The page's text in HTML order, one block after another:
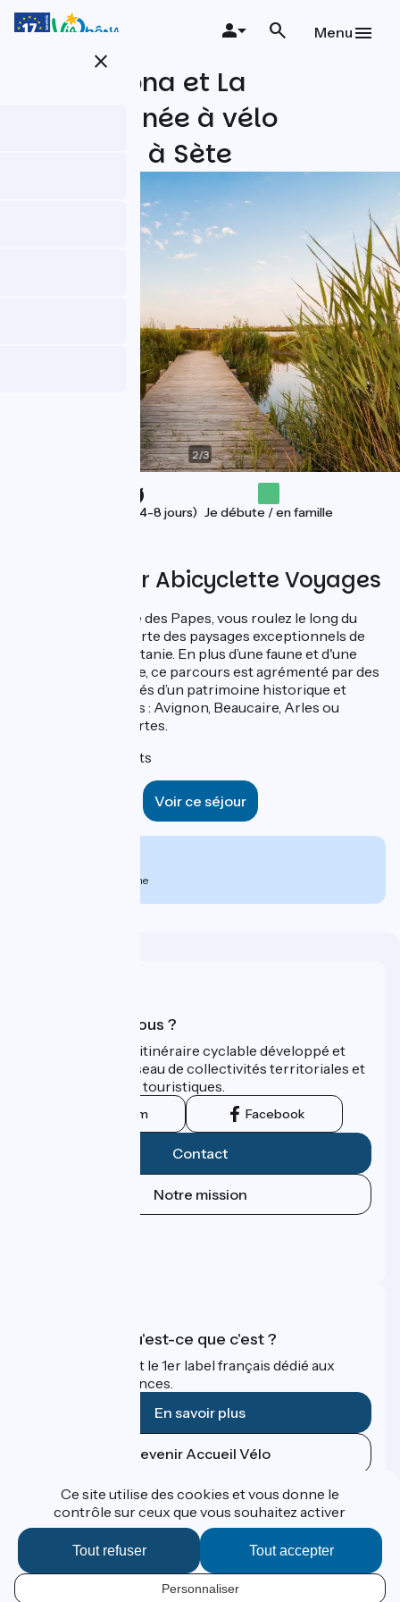
Aller
close
Menu
La ViaRhôna et La
Méditerranée à vélo
d'Avignon à Sète
2/3
Vacances (4-8 jours) Je débute / en famille
Proposé par Abicyclette Voyages
Au départ de la Cité des Papes, vous roulez le long du
Rhône à la découverte des paysages exceptionnels de
Provence et d'Occitanie. En plus d’une faune et d'une
flore exceptionnelle, ce parcours est agrémenté par des
villes et villages dotés d’un patrimoine historique et
culturel incroyables : Avignon, Beaucaire, Arles ou
encore Aigues-Mortes.
7 jours / 6 nuits
Voir ce séjour
par personne
Qui sommes-nous ?
ViaRhôna est un itinéraire cyclable développé et
promu par un réseau de collectivités territoriales et
leurs institutions touristiques.
Instagram Facebook
Contact
Notre mission
Accueil Vélo qu'est-ce que c'est ?
Accueil Vélo c'est le 1er label français dédié aux
cyclistes en vacances.
En savoir plus
Devenir Accueil Vélo
Financé dans le cadre de Destination France
Contact
Données personnelles
Ce site utilise des cookies et vous donne le
contrôle sur ceux que vous souhaitez activer
Tout accepter
Tout refuser
Personnaliser